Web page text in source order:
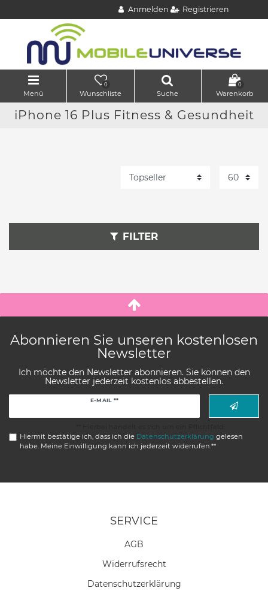
Anmelden Registrieren
Menü
0
Wunschliste Suche
0
Warenkorb
iPhone 16 Plus Fitness & Gesundheit
FILTER
Abonnieren Sie unseren kostenlosen
Newsletter
Ich möchte den Newsletter abonnieren. Sie können den
Newsletter jederzeit kostenlos abbestellen.
E-MAIL **
Hiermit bestätige ich, dass ich die Daten­schutz­erklärung gelesen
habe. Meine Einwilligung kann ich jederzeit widerrufen.**
SERVICE
AGB
Widerrufs­recht
Daten­schutz­erklärung